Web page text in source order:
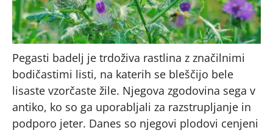
Pegasti badelj je trdoživa rastlina z značilnimi
bodičastimi listi, na katerih se bleščijo bele
lisaste vzorčaste žile. Njegova zgodovina sega v
antiko, ko so ga uporabljali za razstrupljanje in
podporo jeter. Danes so njegovi plodovi cenjeni